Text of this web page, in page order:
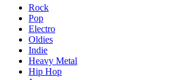
Rock
Pop
Electro
Oldies
Indie
Heavy Metal
Hip Hop